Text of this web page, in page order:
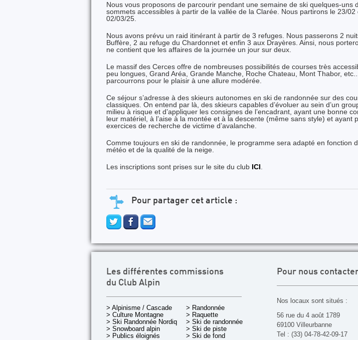
Nous vous proposons de parcourir pendant une semaine de ski quelques-uns
sommets accessibles à partir de la vallée de la Clarée. Nous partirons le 23/
02/03/25.
Nous avons prévu un raid itinérant à partir de 3 refuges. Nous passerons 2
Buffère, 2 au refuge du Chardonnet et enfin 3 aux Drayères. Ainsi, nous
ne contient que les affaires de la journée un jour sur deux.
Le massif des Cerces offre de nombreuses possibilités de courses très
peu longues, Grand Aréa, Grande Manche, Roche Chateau, Mont Thabor,
parcourrons pour le plaisir à une allure modérée.
Ce séjour s’adresse à des skieurs autonomes en ski de randonnée sur des
classiques. On entend par là, des skieurs capables d’évoluer au sein d’un
milieu à risque et d’appliquer les consignes de l’encadrant, ayant une bonne
leur matériel, à l’aise à la montée et à la descente (même sans style) et ayant
exercices de recherche de victime d’avalanche.
Comme toujours en ski de randonnée, le programme sera adapté en fonction
météo et de la qualité de la neige.
Les inscriptions sont prises sur le site du club ICI
Pour partager cet article :
Les différentes commissions
du Club Alpin
> Alpinisme / Cascade
> Culture Montagne
> Ski Randonnée Nordique
> Snowboard alpin
> Publics éloignés
> Randonnée
> Raquette
> Ski de randonnée
> Ski de piste
> Ski de fond
Pour nous
Nos locaux sont situés :
56 rue du 4 août 1789
69100 Villeurbanne
Tel : (33) 04-78-42-09-17